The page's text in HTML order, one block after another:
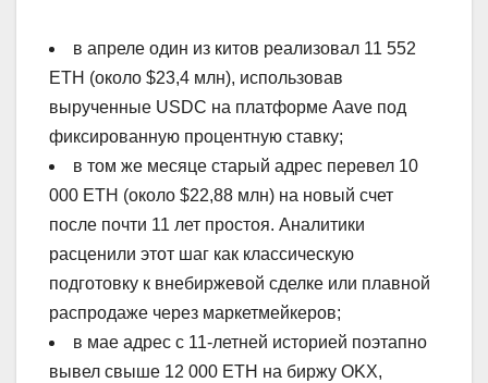
в апреле один из китов реализовал 11 552
ETH (около $23,4 млн), использовав
вырученные USDC на платформе Aave под
фиксированную процентную ставку;
в том же месяце старый адрес перевел 10
000 ETH (около $22,88 млн) на новый счет
после почти 11 лет простоя. Аналитики
расценили этот шаг как классическую
подготовку к внебиржевой сделке или плавной
распродаже через маркетмейкеров;
в мае адрес с 11-летней историей поэтапно
вывел свыше 12 000 ETH на биржу OKX,